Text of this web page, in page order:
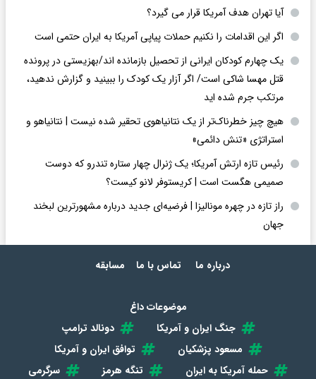
آیا تهران هدف آمریکا قرار می گیرد؟
اگر این اقدامات را نکنیم حملات پیاپی آمریکا به ایران حتمی است
یک چهارم کودکان ایرانی از تحصیل بازمانده اند/بهزیستی در پرونده
قتل مهسا شاکی است/ اگر آزار یک کودک را ببینید و گزارش ندهید،
مرتکب جرم شده اید
هیچ چیز خطرناک‌تر از یک نتانیاهوی تحقیر شده نیست | نتانیاهو و
استراتژی «تنش دائمی»
رئیس تازه ارتش آمریکا؛ یک ژنرال چهار ستاره تندرو که دوست
صمیمی هگست است | کریستوفر لانو کیست؟
راز تازه در چهره مونالیزا | فرضیه‌ای جدید درباره مشهورترین لبخند
جهان
درباره ما تماس با ما مسابقه
موضوعات داغ
جنگ ایران و آمریکا
دونالد ترامپ
مسعود پزشکیان
توافق ایران و آمریکا
حمله آمریکا به ایران
تنگه هرمز سرگرمی